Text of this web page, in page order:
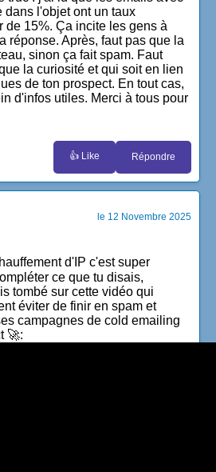
dans l'objet ont un taux
de 15%. Ça incite les gens à
réponse. Après, faut pas que la
sinon ça fait spam. Faut
la curiosité et qui soit en lien
de ton prospect. En tout cas,
d'infos utiles. Merci à tous pour
👍 Like Répondre
le 12 Novembre 2025
d'IP c'est super
ce que tu disais,
tombé sur cette vidéo qui
éviter de finir en spam et
campagnes de cold emailing
🚀: